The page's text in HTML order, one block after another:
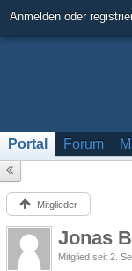
Anmelden oder
Portal Forum
Mitglieder
Jonas
Mitglied seit 2.